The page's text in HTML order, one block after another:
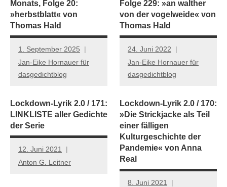
Monats, Folge 20:
»herbstblatt« von
Thomas Hald
1. September 2025
Jan-Eike Hornauer für
dasgedichtblog
Folge 229: »an walther
von der vogelweide« von
Thomas Hald
24. Juni 2022
Jan-Eike Hornauer für
dasgedichtblog
Lockdown-Lyrik 2.0 / 171:
LINKLISTE aller Gedichte
der Serie
12. Juni 2021
Anton G. Leitner
Lockdown-Lyrik 2.0 / 170:
»Die Strickjacke als Teil
einer fälligen
Kulturgeschichte der
Pandemie« von Anna
Real
8. Juni 2021